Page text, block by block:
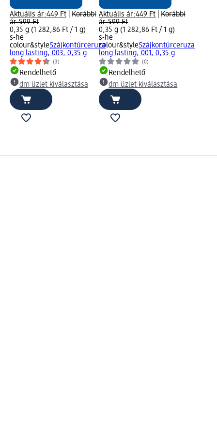
Aktuális ár:449 Ft
Korábbi
ár:599 Ft
0,35 g (1 282,86 Ft / 1 g)
s-he
colour&styleSzájkontúrceruza
long lasting, 003, 0,35 g
(3)
Rendelhető
dm üzlet kiválasztása
Aktuális ár:449 Ft |Korábbi
ár:599 Ft
0,35 g (1 282,86 Ft / 1 g)
s-he
colour&styleSzájkontúrceruza
long lasting, 001, 0,35 g
(0)
Rendelhető
dm üzlet kiválasztása